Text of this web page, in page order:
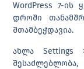
WordPress 7-
დროში
შთამბეჭდავია.
ახლაSettings